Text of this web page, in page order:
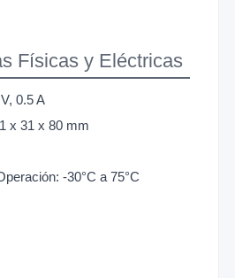
Físicas y Eléctricas
0.5 A
x 31 x 80 mm
-30°C a 75°C